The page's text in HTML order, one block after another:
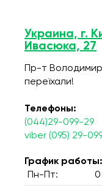
Украина, г.
Ивасюка, 27
Пр-т
переїхали!
Телефоны:
(044)29-099-29
viber (095) 29-
График работы:
Пн-Пт:
0